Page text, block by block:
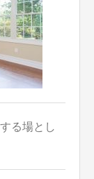
る場とし